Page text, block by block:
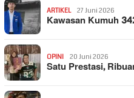
ARTIKEL 27 Juni 2026
Kawasan Kumuh
OPINI 20 Juni 2026
Satu Prestasi,